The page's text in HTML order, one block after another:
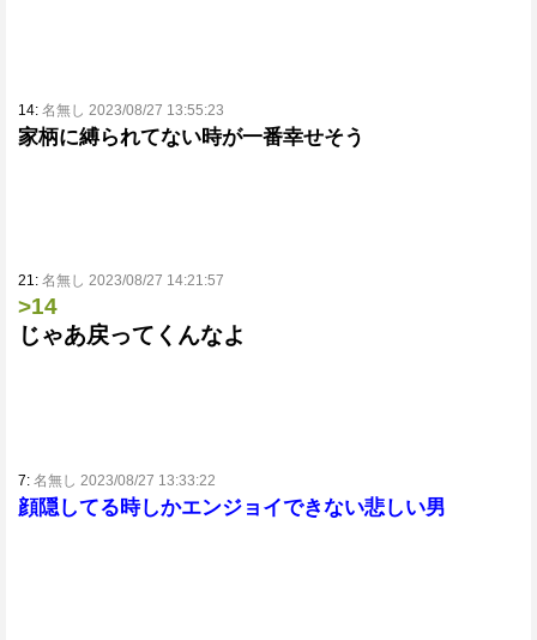
14: 名無し 2023/08/27 13:55:23
家柄に縛られてない時が一番幸せそう
21: 名無し 2023/08/27 14:21:57
>14
じゃあ戻ってくんなよ
7: 名無し 2023/08/27 13:33:22
顔隠してる時しかエンジョイできない悲しい男